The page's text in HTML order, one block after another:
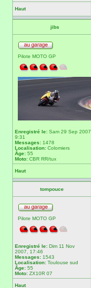
Haut
jibs
Pilote MOTO GP
Enregistré le: Sam 29 Sep 2007,
9:31
Messages: 1478
Localisation: Colomiers
Âge: 55
Moto: CBR RR/tux
Haut
tompouce
Pilote MOTO GP
Enregistré le: Dim 11 Nov
2007, 17:46
Messages: 1543
Localisation: Toulouse sud
Âge: 55
Moto: ZX10R 07
Haut